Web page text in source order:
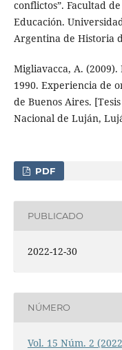
conflictos”. Facultad
Educación.
Argentina de Historia
Migliavacca, A.
1990. Experiencia de
de Buenos Aires.
Nacional de Luján,
PDF
PUBLICADO
2022-12-30
NÚMERO
Vol. 15 Núm. 2